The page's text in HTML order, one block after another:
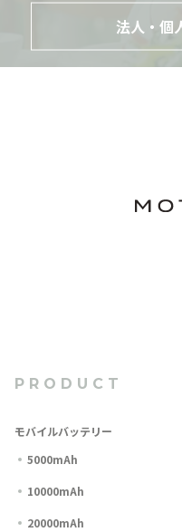
法人・個
PRODUCT
モバイルバッテリー
5000mAh
10000mAh
20000mAh